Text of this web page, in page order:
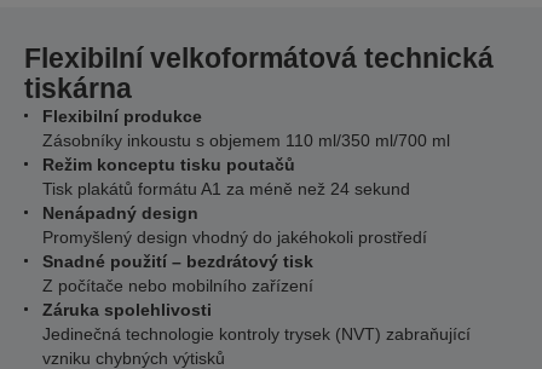
Flexibilní velkoformátová technická
tiskárna
Flexibilní produkce
Zásobníky inkoustu s objemem 110 ml/350 ml/700 ml
Režim konceptu tisku poutačů
Tisk plakátů formátu A1 za méně než 24 sekund
Nenápadný design
Promyšlený design vhodný do jakéhokoli prostředí
Snadné použití – bezdrátový tisk
Z počítače nebo mobilního zařízení
Záruka spolehlivosti
Jedinečná technologie kontroly trysek (NVT) zabraňující
vzniku chybných výtisků